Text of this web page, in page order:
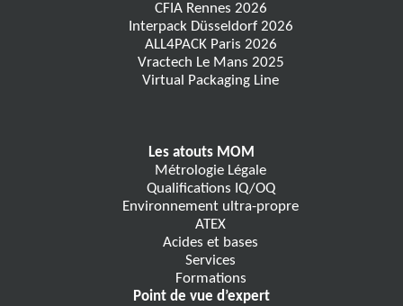
CFIA Rennes 2026
Interpack Düsseldorf 2026
ALL4PACK Paris 2026
Vractech Le Mans 2025
Virtual Packaging Line
Les atouts MOM
Métrologie Légale
Qualifications IQ/OQ
Environnement ultra-propre
ATEX
Acides et bases
Services
Formations
Point de vue d’expert